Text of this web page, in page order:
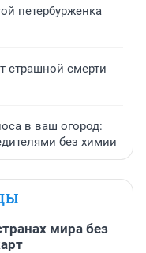
петербурженка
страшной смерти
в ваш огород:
без химии
мира без